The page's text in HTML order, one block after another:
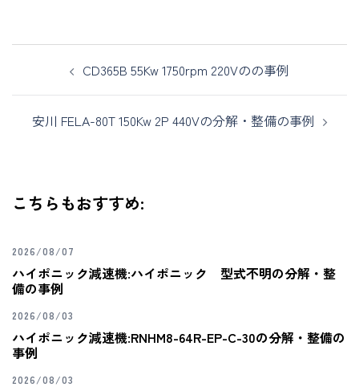
CD365B 55Kw 1750rpm 220Vのの事例
安川 FELA-80T 150Kw 2P 440Vの分解・整備の事例
こちらもおすすめ:
2026/08/07
ハイポニック減速機:ハイポニック 型式不明の分解・整
備の事例
2026/08/03
ハイポニック減速機:RNHM8-64R-EP-C-30の分解・整備の
事例
2026/08/03